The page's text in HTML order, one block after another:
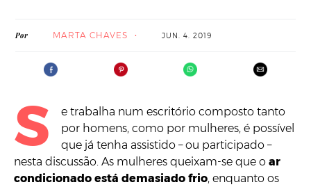
Por MARTA CHAVES JUN. 4. 2019
S
e trabalha num escritório composto tanto
por homens, como por mulheres, é possível
que já tenha assistido – ou participado –
nesta discussão. As mulheres queixam-se que o ar
condicionado está demasiado frio, enquanto os